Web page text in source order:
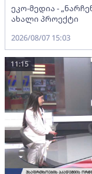
ეკო-მედია -
ახალი პროექტი
2026/08/07 15:03
11:15